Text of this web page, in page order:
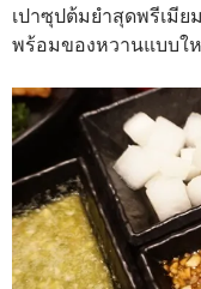
เปาซุปต้มยำสุดพรีเมี
พร้อมของหวานแบบให